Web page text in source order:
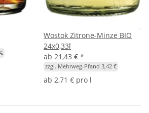
Wostok Zitrone-Minze BIO
24x0,33l
ab 21,43 € *
zzgl. Mehrweg-Pfand 3,42 €
ab 2,71 € pro l